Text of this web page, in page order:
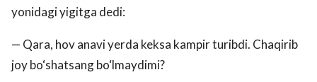
yonidagi yigitga dedi:
— Qara, hov anavi yerda keksa kampir turibdi. Chaqirib
joy bo‘shatsang bo‘lmaydimi?